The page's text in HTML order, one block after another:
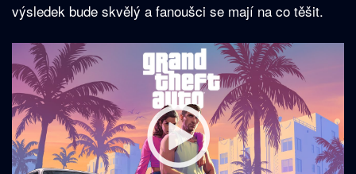
výsledek bude skvělý a fanoušci se mají na co těšit.